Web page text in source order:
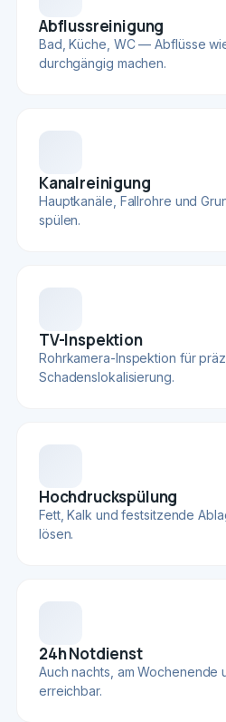
Abflussreinigung
Bad, Küche, WC — Abflüsse
durchgängig machen.
Kanalreinigung
Hauptkanäle, Fallrohre und
spülen.
TV-Inspektion
Rohrkamera-Inspektion für
Schadenslokalisierung.
Hochdruckspülung
Fett, Kalk und festsitzende
lösen.
24h Notdienst
Auch nachts, am Wochenende
erreichbar.